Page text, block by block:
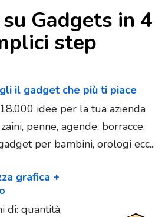
Gadgets in 4
step
il gadget che più ti piace
idee per la tua azienda
penne, agende, borracce,
per bambini, orologi ecc...
grafica +
di: quantità,